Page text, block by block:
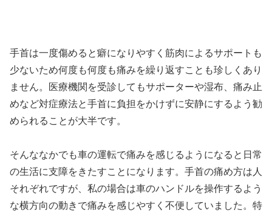
手首は一度傷めると癖になりやすく筋肉によるサポートも
少ないため何度も何度も痛みを繰り返すことも珍しくあり
ません。医療機関を受診してもサポーターや湿布、痛み止
めなど対症療法と手首に負担をかけずに安静にするよう勧
められることが大半です。
そんななかでも車の運転で痛みを感じるようになると日常
の生活に支障をきたすことになります。手首の痛め方は人
それぞれですが、私の場合は車のハンドルを操作するよう
な横方向の動きで痛みを感じやすく不便していました。特